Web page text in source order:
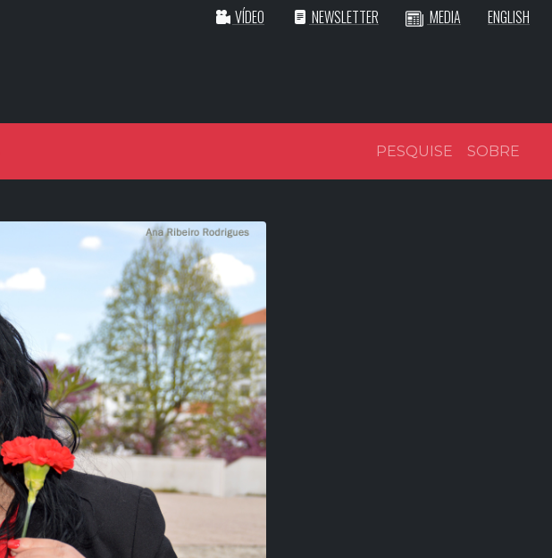
VÍDEO NEWSLETTER MEDIA ENGLISH
PESQUISE SOBRE